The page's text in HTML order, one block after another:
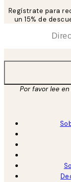
Regístrate para
un 15% de
Por favor lee